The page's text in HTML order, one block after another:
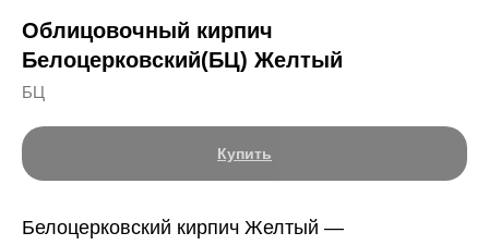
Облицовочный кирпич
Белоцерковский(БЦ) Желтый
БЦ
Купить
Белоцерковский кирпич Желтый —